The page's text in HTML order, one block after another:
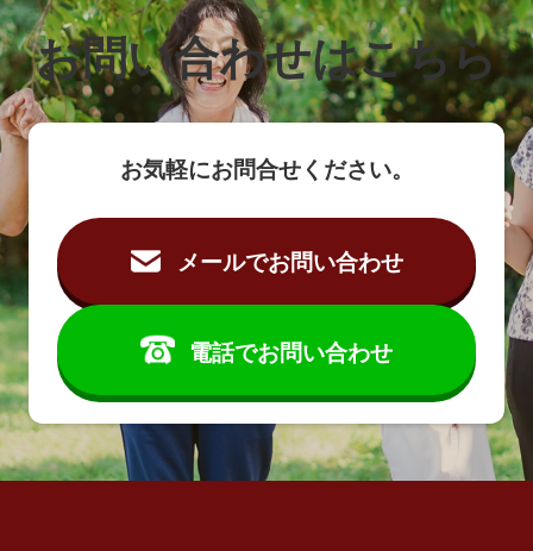
お問い合わせはこちら
お気軽にお問合せください。
メールでお問い合わせ
電話でお問い合わせ